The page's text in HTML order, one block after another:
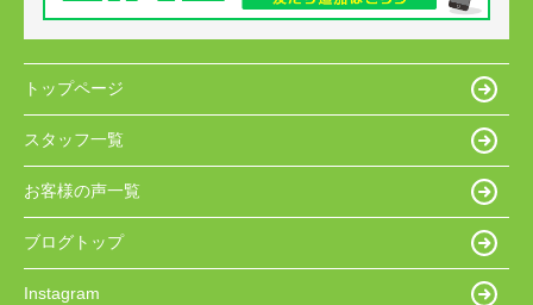
トップページ
スタッフ一覧
お客様の声一覧
ブログトップ
Instagram